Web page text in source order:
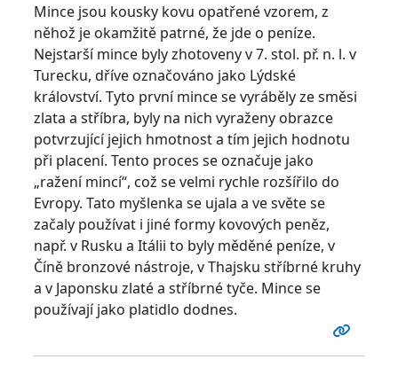
Mince jsou kousky kovu opatřené vzorem, z
něhož je okamžitě patrné, že jde o peníze.
Nejstarší mince byly zhotoveny v 7. stol. př. n. l. v
Turecku, dříve označováno jako Lýdské
království. Tyto první mince se vyráběly ze směsi
zlata a stříbra, byly na nich vyraženy obrazce
potvrzující jejich hmotnost a tím jejich hodnotu
při placení. Tento proces se označuje jako
„ražení mincí“, což se velmi rychle rozšířilo do
Evropy. Tato myšlenka se ujala a ve světe se
začaly používat i jiné formy kovových peněz,
např. v Rusku a Itálii to byly měděné peníze, v
Číně bronzové nástroje, v Thajsku stříbrné kruhy
a v Japonsku zlaté a stříbrné tyče. Mince se
používají jako platidlo dodnes.